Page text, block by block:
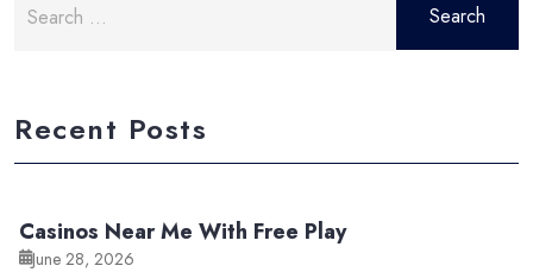
for:
Recent Posts
Casinos Near Me With Free Play
June 28, 2026